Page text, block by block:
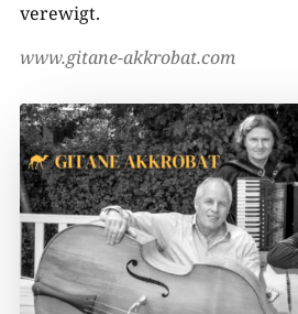
verewigt.
www.gitane-​akkrobat.com